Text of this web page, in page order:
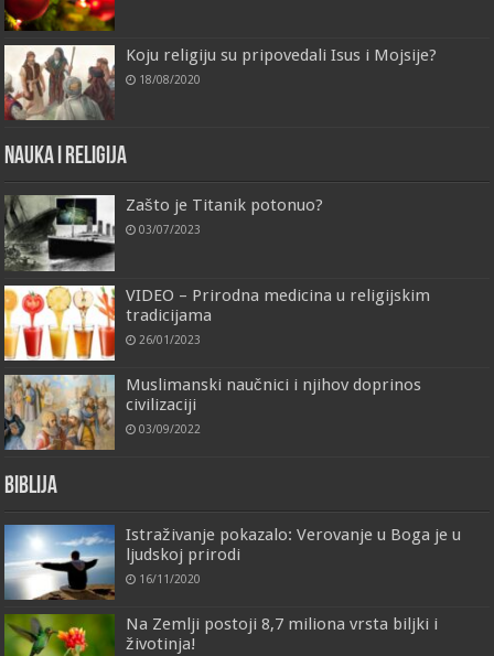
Koju religiju su pripovedali Isus i Mojsije?
18/08/2020
Nauka i religija
Zašto je Titanik potonuo?
03/07/2023
VIDEO – Prirodna medicina u religijskim
tradicijama
26/01/2023
Muslimanski naučnici i njihov doprinos
civilizaciji
03/09/2022
Biblija
Istraživanje pokazalo: Verovanje u Boga je u
ljudskoj prirodi
16/11/2020
Na Zemlji postoji 8,7 miliona vrsta biljki i
životinja!